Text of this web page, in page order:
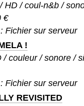
HD / coul-n&b /
€
Fichier sur serveur
!
/ couleur / sonore /
Fichier sur serveur
REVISITED